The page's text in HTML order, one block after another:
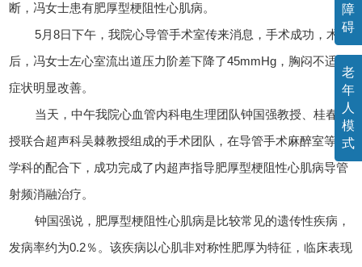
障
碍
老
年
人
模
式
断，冯女士患有肥厚型梗阻性心肌病。
5月8日下午，我院心导管手术室传来消息，手术成功，术
后，冯女士左心室流出道压力阶差下降了45mmHg，胸闷不适等
症状明显改善。
当天，中午我院心血管内科电生理团队钟国强教授、桂春教
授联合超声科吴棘教授组成的手术团队，在导管手术麻醉室等多
学科的配合下，成功完成了内超声指导肥厚型梗阻性心肌病导管
射频消融治疗。
钟国强说，肥厚型梗阻性心肌病是比较常见的遗传性疾病，
发病率约为0.2％。该疾病以心肌非对称性肥厚为特征，临床表现